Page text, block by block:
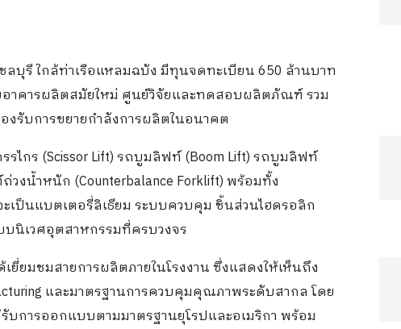
บุรี ใกล้ท่าเรือแหลมฉบัง มีทุนจดทะเบียน 650 ล้านบาท
อาคารผลิตสมัยใหม่ ศูนย์วิจัยและทดสอบผลิตภัณฑ์ รวม
งรับการขยายกำลังการผลิตในอนาคต
กร (Scissor Lift) รถบูมลิฟท์ (Boom Lift) รถบูมลิฟท์
งน้ำหนัก (Counterbalance Forklift) พร้อมทั้ง
ป็นแบตเตอรี่ลิเธียม ระบบควบคุม ชิ้นส่วนไฮดรอลิก
บนิเวศอุตสาหกรรมที่ครบวงจร
ยมชมสายการผลิตภายในโรงงาน ซึ่งแสดงให้เห็นถึง
และมาตรฐานการควบคุมคุณภาพระดับสากล โดย
ารออกแบบตามมาตรฐานยุโรปและอเมริกา พร้อม